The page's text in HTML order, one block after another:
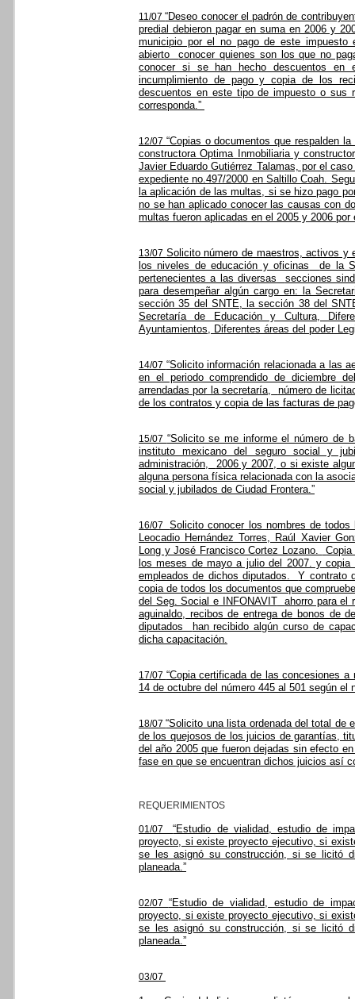
11/07“Deseo conocer el padrón de
predial debieron pagar en suma en 2006 y
municipio por el no pago de este impuesto
abierto
conocer quienes son los que no
conocer si se han hecho descuentos
incumplimiento de pago y copia de los
descuentos en este tipo de impuesto o sus
corresponda.”
12/07 “Copias o documentos que respalden
constructora Optima Inmobiliaria y
Javier Eduardo Gutiérrez Talamas, por el
expediente no.497/2000 en Saltillo Coah.
la aplicación de las multas, si se hizo pago
no se han aplicado conocer las causas con
multas fueron aplicadas en el 2005 y 2006
13/07 Solicito número de maestros, activos y
los niveles de educación y oficinas
de la
pertenecientes a las diversas
secciones
para desempeñar algún cargo en: la
sección 35 del SNTE, la sección 38 del
Secretaría de Educación y Cultura,
Ayuntamientos, Diferentes áreas del poder
14/07 “Solicito información relacionada a las
en el periodo comprendido de diciembre
arrendadas por la secretaría,
número de
de los contratos y copia de las facturas de
15/07 “Solicito se me informe el número de
instituto mexicano del seguro social y
administración,
2006 y 2007, o si existe
alguna persona física relacionada con la
social y jubilados de Ciudad Frontera.”
16/07Solicito conocer los nombres de
Leocadio Hernández Torres, Raúl Xavier
Long y José Francisco Cortez Lozano.
los meses de mayo a julio del 2007. y
empleados de dichos diputados.
Y contrato
copia de todos los documentos que
del Seg. Social e INFONAVIT
ahorro para el
aguinaldo, recibos de entrega de bonos de
diputados
han recibido algún curso de
dicha capacitación.
17/07 “Copia certificada de las concesiones
14 de octubre del número 445 al 501 según el
18/07“Solicito una lista ordenada del total de
de los quejosos de los juicios de garantías,
del año 2005 que fueron dejadas sin efecto
fase en que se encuentran dichos juicios así
REQUERIMIENTOS
01/07“Estudio de vialidad, estudio de
proyecto, si existe proyecto ejecutivo, si
se les asignó su construcción, si se licitó
planeada.”
02/07 “Estudio de vialidad, estudio de
proyecto, si existe proyecto ejecutivo, si
se les asignó su construcción, si se licitó
planeada.”
03/07